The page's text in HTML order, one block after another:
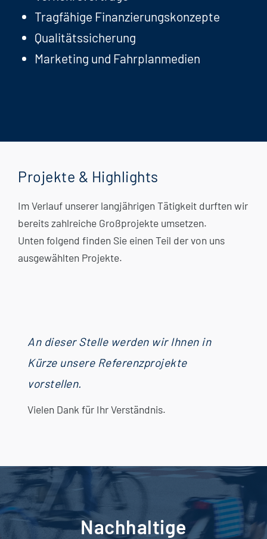
Tragfähige Finanzierungskonzepte
Qualitätssicherung
Marketing und Fahrplanmedien
Projekte & Highlights
Im Verlauf unserer langjährigen Tätigkeit durften wir
bereits zahlreiche Großprojekte umsetzen.
Unten folgend finden Sie einen Teil der von uns
ausgewählten Projekte.
An dieser Stelle werden wir Ihnen in
Kürze unsere Referenzprojekte
vorstellen.
Vielen Dank für Ihr Verständnis.
Nachhaltige